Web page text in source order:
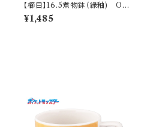
【櫛目】16.5煮物鉢（緑釉) O-
M05503
¥1,485